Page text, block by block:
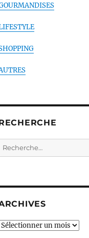
Recherche
:
ARCHIVES